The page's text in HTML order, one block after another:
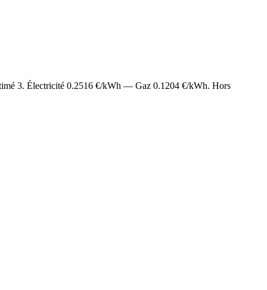
3. Électricité 0.2516 €/kWh — Gaz 0.1204 €/kWh. Hors